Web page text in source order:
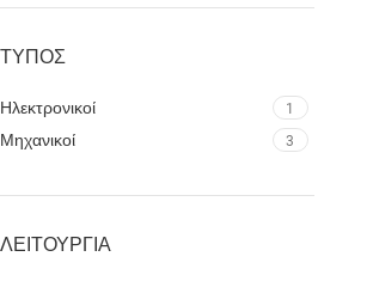
ΤΥΠΟΣ
Ηλεκτρονικοί 1
Μηχανικοί 3
ΛΕΙΤΟΥΡΓΙΑ